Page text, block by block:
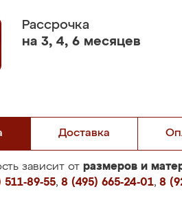
Рассрочка
на 3, 4, 6 месяцев
Доставка
зависит от размеров и
89-55, 8 (495) 665-24-01, 8